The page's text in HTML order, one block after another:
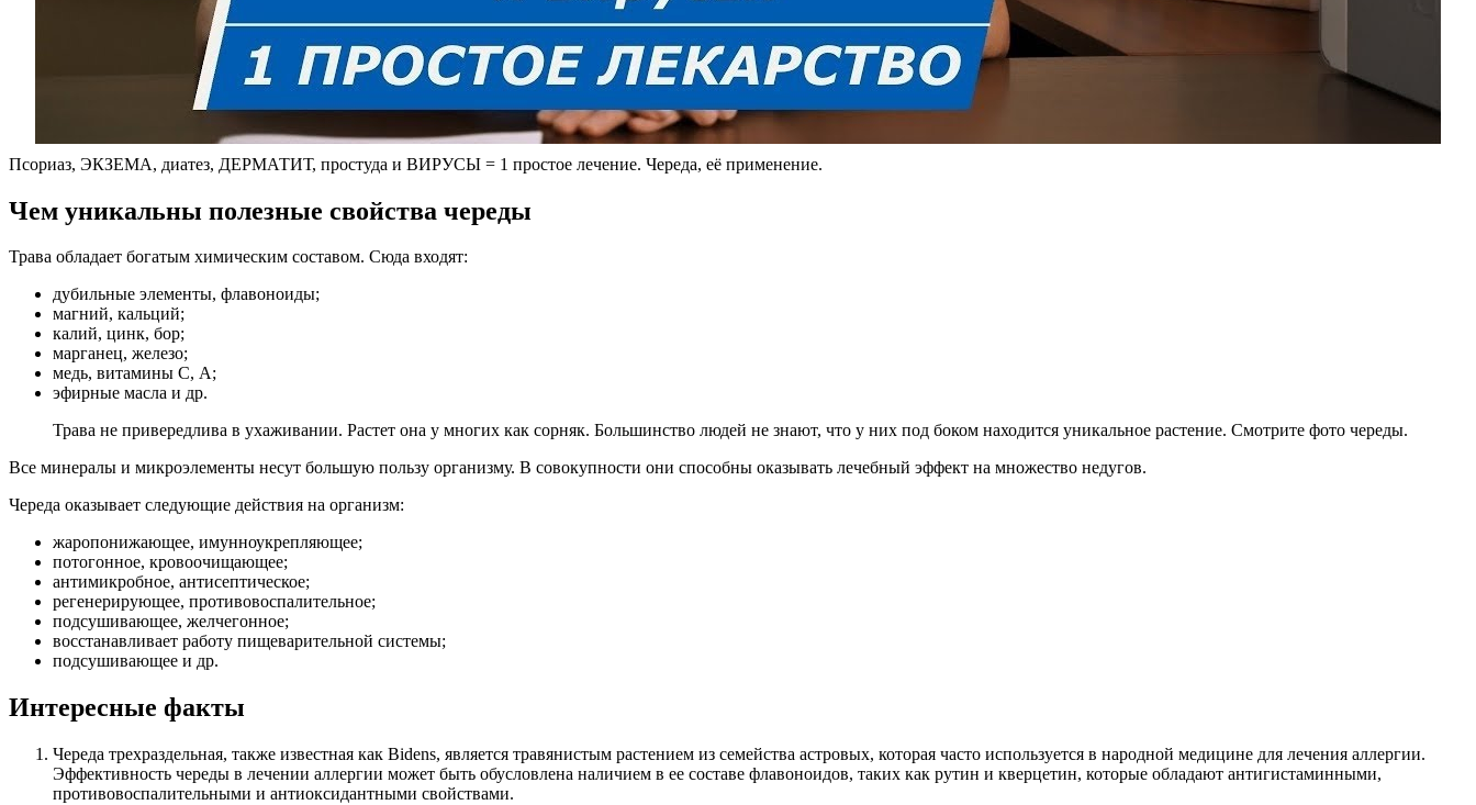
Псориаз, ЭКЗЕМА, диатез, ДЕРМАТИТ, простуда и ВИРУСЫ = 1 простое лечение. Череда, её применение.
Чем уникальны полезные свойства череды
Трава обладает богатым химическим составом. Сюда входят:
дубильные элементы, флавоноиды;
магний, кальций;
калий, цинк, бор;
марганец, железо;
медь, витамины С, А;
эфирные масла и др.
Трава не привередлива в ухаживании. Растет она у многих как сорняк. Большинство людей не знают, что у них под боком находится уникальное растение. Смотрите фото череды.
Все минералы и микроэлементы несут большую пользу организму. В совокупности они способны оказывать лечебный эффект на множество недугов.
Череда оказывает следующие действия на организм:
жаропонижающее, имунноукрепляющее;
потогонное, кровоочищающее;
антимикробное, антисептическое;
регенерирующее, противовоспалительное;
подсушивающее, желчегонное;
восстанавливает работу пищеварительной системы;
подсушивающее и др.
Интересные факты
Череда трехраздельная, также известная как Bidens, является травянистым растением из семейства астровых, которая часто используется в народной медицине для лечения аллергии.
Эффективность череды в лечении аллергии может быть обусловлена наличием в ее составе флавоноидов, таких как рутин и кверцетин, которые обладают антигистаминными,
противовоспалительными и антиоксидантными свойствами.